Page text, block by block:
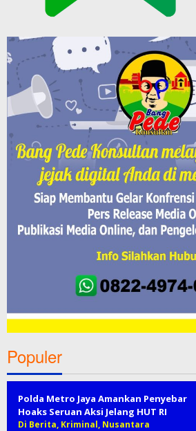
Populer
Polda Metro Jaya Amankan Penyebar
Hoaks Seruan Aksi Jelang HUT RI
Di Berita, Kriminal, Nusantara